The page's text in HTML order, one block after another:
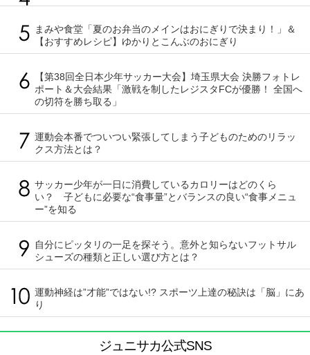
まみや食堂「夏のお弁当のメインはおにぎりで決まり！」＆
【おすすめレシピ】ゆかりとこんぶのおにぎり
【第38回全日本少年サッカー大会】埼玉県大会 決勝フォトレ
ポート＆大会結果「激戦を制したレジスタFCが優勝！ 全国へ
の切符を勝ち取る」
運動会本番でついつい緊張してしまう子どものためのリラッ
クス方法とは？
サッカー少年が一日に消費しているカロリーはどのくら
い？ 子どもに必要な“食事量”とバランスの良い“食事メニュ
ー”を知る
自分にピッタリの一足を探そう。意外と知らないフットサル
シューズの種類と正しい選び方とは？
運動神経は”才能”ではない!? スポーツ上達の秘訣は「脳」にあ
り
ジュニサカ公式SNS